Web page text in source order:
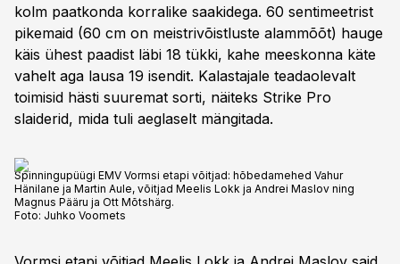
kolm paatkonda korralike saakidega. 60 sentimeetrist
pikemaid (60 cm on meistrivõistluste alammõõt) hauge
käis ühest paadist läbi 18 tükki, kahe meeskonna käte
vahelt aga lausa 19 isendit. Kalastajale teadaolevalt
toimisid hästi suuremat sorti, näiteks Strike Pro
slaiderid, mida tuli aeglaselt mängitada.
Spinningupüügi EMV Vormsi etapi võitjad: hõbedamehed Vahur
Hänilane ja Martin Aule, võitjad Meelis Lokk ja Andrei Maslov ning
Magnus Pääru ja Ott Mõtshärg.
Foto: Juhko Voomets